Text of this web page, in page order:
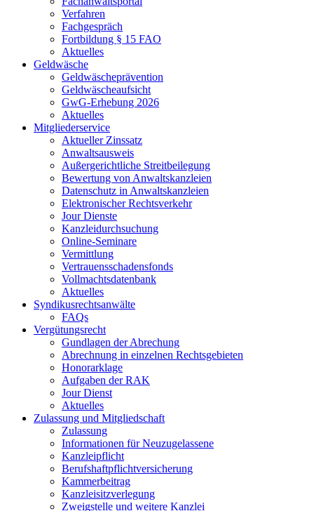
Verfahren
Fachgespräch
Fortbildung § 15 FAO
Aktuelles
Geldwäsche
Geldwäscheprävention
Geldwäscheaufsicht
GwG-Erhebung 2026
Aktuelles
Mitgliederservice
Aktueller Zinssatz
Anwaltsausweis
Außergerichtliche Streitbeilegung
Bewertung von Anwaltskanzleien
Datenschutz in Anwaltskanzleien
Elektronischer Rechtsverkehr
Jour Dienste
Kanzleidurchsuchung
Online-Seminare
Vermittlung
Vertrauensschadensfonds
Vollmachtsdatenbank
Aktuelles
Syndikusrechtsanwälte
FAQs
Vergütungsrecht
Gundlagen der Abrechung
Abrechnung in einzelnen Rechtsgebieten
Honorarklage
Aufgaben der RAK
Jour Dienst
Aktuelles
Zulassung und Mitgliedschaft
Zulassung
Informationen für Neuzugelassene
Kanzleipflicht
Berufshaftpflichtversicherung
Kammerbeitrag
Kanzleisitzverlegung
Zweigstelle und weitere Kanzlei